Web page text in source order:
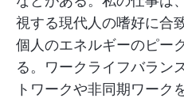
視する現代人の嗜好に合
個人のエネルギーのピー
る。ワークライフバラン
トワークや非同期ワーク